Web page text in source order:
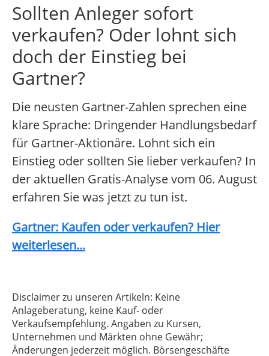
Sollten Anleger sofort
verkaufen? Oder lohnt sich
doch der Einstieg bei
Gartner?
Die neusten Gartner-Zahlen sprechen eine
klare Sprache: Dringender Handlungsbedarf
für Gartner-Aktionäre. Lohnt sich ein
Einstieg oder sollten Sie lieber verkaufen? In
der aktuellen Gratis-Analyse vom 06. August
erfahren Sie was jetzt zu tun ist.
Gartner: Kaufen oder verkaufen? Hier
weiterlesen...
Disclaimer zu unseren Artikeln: Keine
Anlageberatung, keine Kauf- oder
Verkaufsempfehlung. Angaben zu Kursen,
Unternehmen und Märkten ohne Gewähr;
Änderungen jederzeit möglich. Börsengeschäfte